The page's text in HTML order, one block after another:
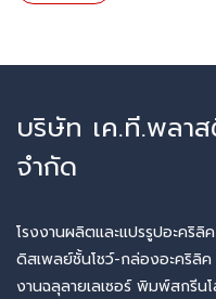
บริษัท เค.ที.พลา
จำกัด
โรงงานผลิตและแปรรูปอะคริ
ดิสเพลย์ชั้นโชว์-กล่องอะคริลิ
งานฉลุลายเลเซอร์ พิมพ์สกรี